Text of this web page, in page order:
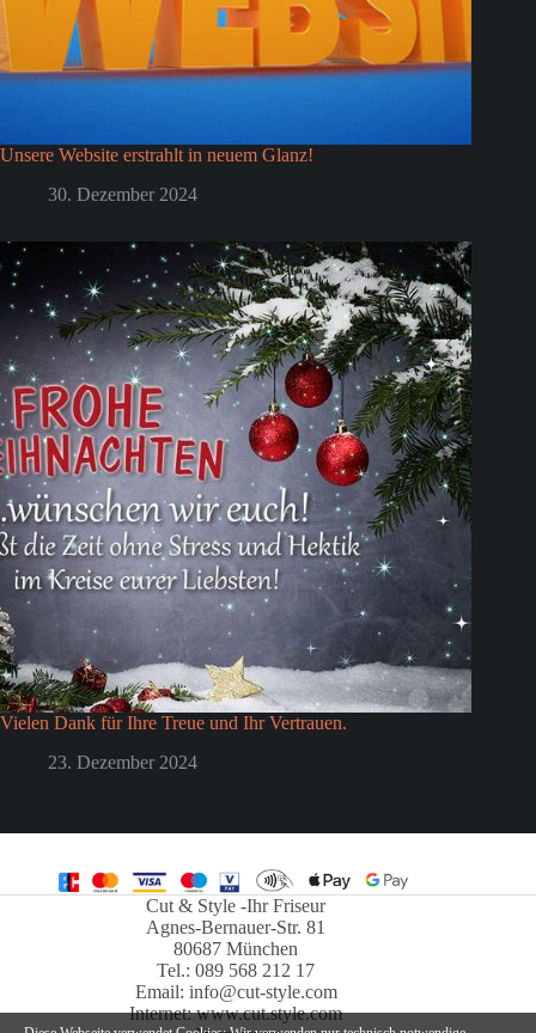
Unsere Website erstrahlt in neuem Glanz!
30. Dezember 2024
Vielen Dank für Ihre Treue und Ihr Vertrauen.
23. Dezember 2024
Cut & Style -Ihr Friseur
Agnes-Bernauer-Str. 81
80687 München
Tel.: 089 568 212 17
Email: info@cut-style.com
Internet: www.cut.style.com